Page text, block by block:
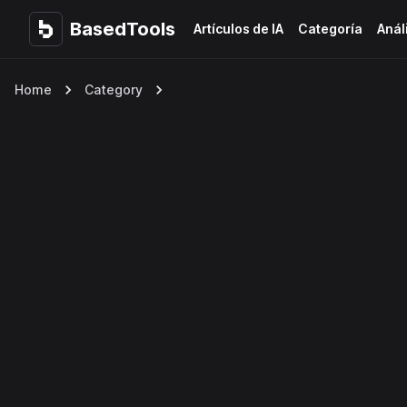
BasedTools
BasedTools Artículos de IA Categoría
Home Category